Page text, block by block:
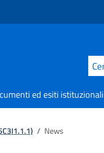
Cerca
ed esiti istituzionali
/ News